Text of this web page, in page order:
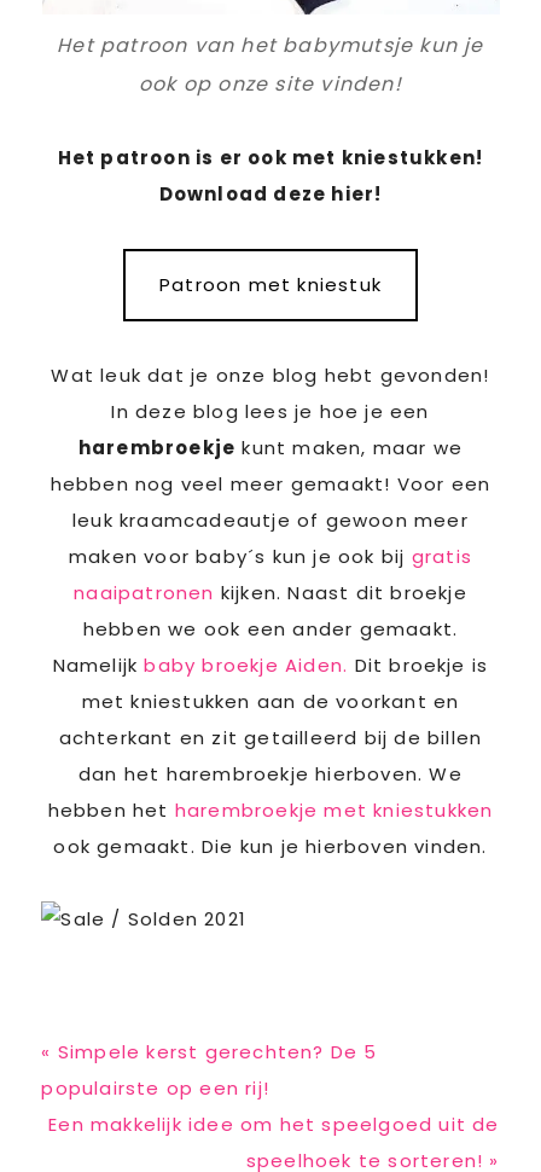
Het patroon van het babymutsje kun je
ook op onze site vinden!
Het patroon is er ook met kniestukken!
Download deze hier!
Patroon met kniestuk
Wat leuk dat je onze blog hebt gevonden!
In deze blog lees je hoe je een
harembroekje kunt maken, maar we
hebben nog veel meer gemaakt! Voor een
leuk kraamcadeautje of gewoon meer
maken voor baby´s kun je ook bij gratis
naaipatronen kijken. Naast dit broekje
hebben we ook een ander gemaakt.
Namelijk baby broekje Aiden. Dit broekje is
met kniestukken aan de voorkant en
achterkant en zit getailleerd bij de billen
dan het harembroekje hierboven. We
hebben het harembroekje met kniestukken
ook gemaakt. Die kun je hierboven vinden.
Previous
Post:
« Simpele kerst gerechten? De 5
populairste op een rij!
Next
Een makkelijk idee om het speelgoed uit de
speelhoek te sorteren! »